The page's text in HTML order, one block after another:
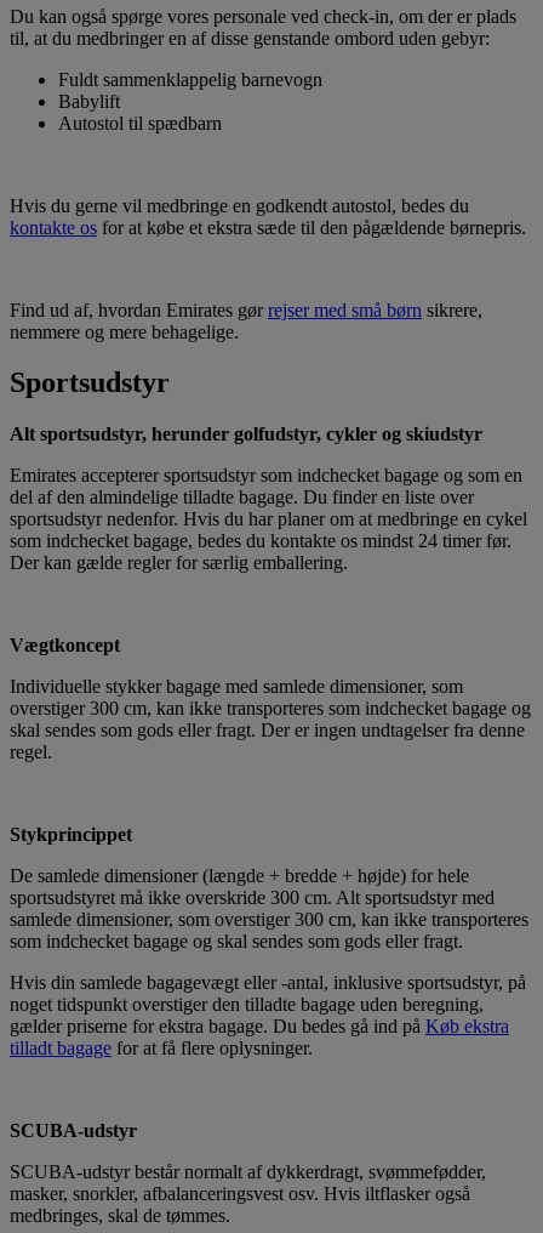
Du kan også spørge vores personale ved check-in, om der er plads
til, at du medbringer en af disse genstande ombord uden gebyr:
Fuldt sammenklappelig barnevogn
Babylift
Autostol til spædbarn
Hvis du gerne vil medbringe en godkendt autostol, bedes du
kontakte os for at købe et ekstra sæde til den pågældende børnepris.
Find ud af, hvordan Emirates gørrejser med små børn sikrere,
nemmere og mere behagelige.
Sportsudstyr
Alt sportsudstyr, herunder golfudstyr, cykler og skiudstyr
Emirates accepterer sportsudstyr som indchecket bagage og som en
del af den almindelige tilladte bagage. Du finder en liste over
sportsudstyr nedenfor. Hvis du har planer om at medbringe en cykel
som indchecket bagage, bedes du kontakte os mindst 24 timer før.
Der kan gælde regler for særlig emballering.
Vægtkoncept
Individuelle stykker bagage med samlede dimensioner, som
overstiger 300 cm, kan ikke transporteres som indchecket bagage og
skal sendes som gods eller fragt. Der er ingen undtagelser fra denne
regel.
Stykprincippet
De samlede dimensioner (længde + bredde + højde) for hele
sportsudstyret må ikke overskride 300 cm. Alt sportsudstyr med
samlede dimensioner, som overstiger 300 cm, kan ikke transporteres
som indchecket bagage og skal sendes som gods eller fragt.
Hvis din samlede bagagevægt eller -antal, inklusive sportsudstyr, på
noget tidspunkt overstiger den tilladte bagage uden beregning,
gælder priserne for ekstra bagage. Du bedes gå ind på Køb ekstra
tilladt bagage for at få flere oplysninger.
SCUBA-udstyr
SCUBA-udstyr består normalt af dykkerdragt, svømmefødder,
masker, snorkler, afbalanceringsvest osv. Hvis iltflasker også
medbringes, skal de tømmes.